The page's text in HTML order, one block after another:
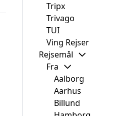
Tripx
Trivago
TUI
Ving Rejser
Rejsemål
Fra
Aalborg
Aarhus
Billund